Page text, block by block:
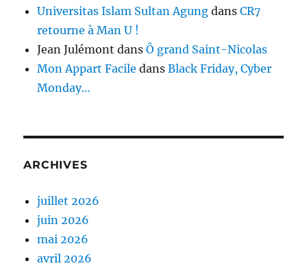
Universitas Islam Sultan Agung dansCR7
retourne à Man U !
Jean Julémont dansÔ grand Saint-Nicolas
Mon Appart Facile dansBlack Friday, Cyber
Monday…
ARCHIVES
juillet 2026
juin 2026
mai 2026
avril 2026